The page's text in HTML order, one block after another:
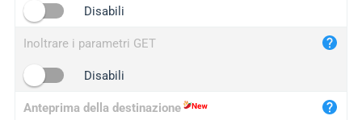
Disabili
Inoltrare i parametri GET
Disabili
Anteprima della destinazione